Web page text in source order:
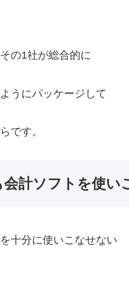
の1社が総合的に
うにパッケージして
です。
計ソフトを使い
十分に使いこなせない